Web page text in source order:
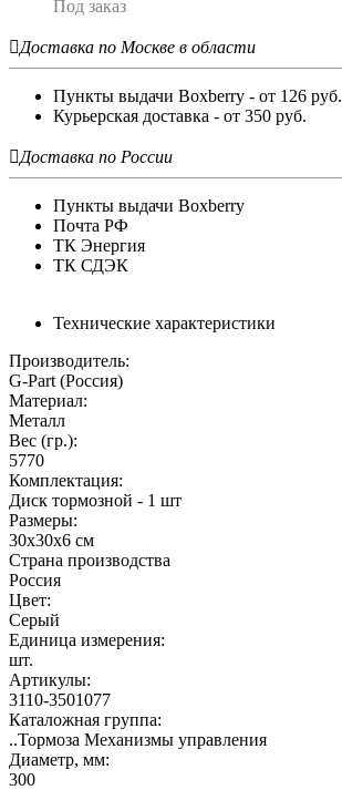
Под заказ
Доставка по Москве в области
Пункты выдачи Boxberry - от 126 руб.
Курьерская доставка - от 350 руб.
Доставка по России
Пункты выдачи Boxberry
Почта РФ
ТК Энергия
ТК СДЭК
Технические характеристики
Производитель:
G-Part (Россия)
Материал:
Металл
Вес (гр.):
5770
Комплектация:
Диск тормозной - 1 шт
Размеры:
30х30х6 см
Страна производства
Россия
Цвет:
Серый
Единица измерения:
шт.
Артикулы:
3110-3501077
Каталожная группа:
..Тормоза Механизмы управления
Диаметр, мм:
300